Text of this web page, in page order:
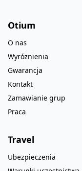
Otium
O nas
Wyróżnienia
Gwarancja
Kontakt
Zamawianie grup
Praca
Travel
Ubezpieczenia